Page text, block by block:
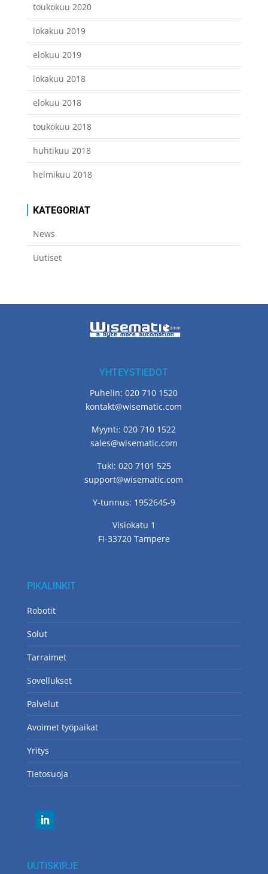
toukokuu 2020
lokakuu 2019
elokuu 2019
lokakuu 2018
elokuu 2018
toukokuu 2018
huhtikuu 2018
helmikuu 2018
KATEGORIAT
News
Uutiset
YHTEYSTIEDOT
Puhelin: 020 710 1520
kontakt@wisematic.com
Myynti: 020 710 1522
sales@wisematic.com
Tuki: 020 7101 525
support@wisematic.com
Y-tunnus: 1952645-9
Visiokatu 1
FI-33720 Tampere
PIKALINKIT
Robotit
Solut
Tarraimet
Sovellukset
Palvelut
Avoimet työpaikat
Yritys
Tietosuoja
UUTISKIRJE